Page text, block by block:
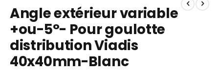
the
end
of
the
images
gallery
the
beginning
of
the
images
gallery
Angle extérieur variable
+ou-5°- Pour goulotte
distribution Viadis
40x40mm-Blanc